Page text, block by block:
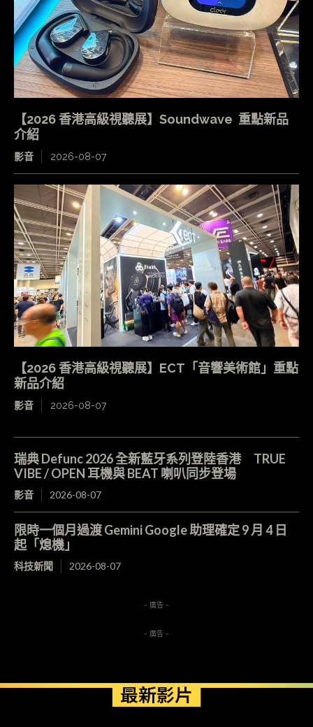
【2026 香港高級視聽展】Soundwave 重點新品
介紹
影音 2026-08-07
【2026 香港高級視聽展】ECT「音響美術館」重點
新品介紹
影音 2026-08-07
瑞典 Defunc 2026 全新藍牙系列登陸香港 TRUE
VIBE / OPEN 耳機與 BEAT 喇叭同步登場
影音 2026-08-07
限時一個月過渡 Gemini Google 助理確定 9 月 4 日
起「熄機」
科技新聞 2026-08-07
- 廣告 -
- 廣告 -
最新影片